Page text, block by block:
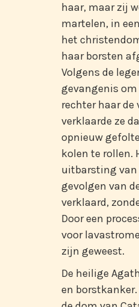
haar, maar zij
martelen, in
het
haar borsten
Volgens de
gevangenis om
rechter haar de
verklaarde ze
opnieuw
kolen te rollen.
uitbarsting van
gevolgen van
verklaard,
Door een
voor
zijn geweest.
De heilige
en